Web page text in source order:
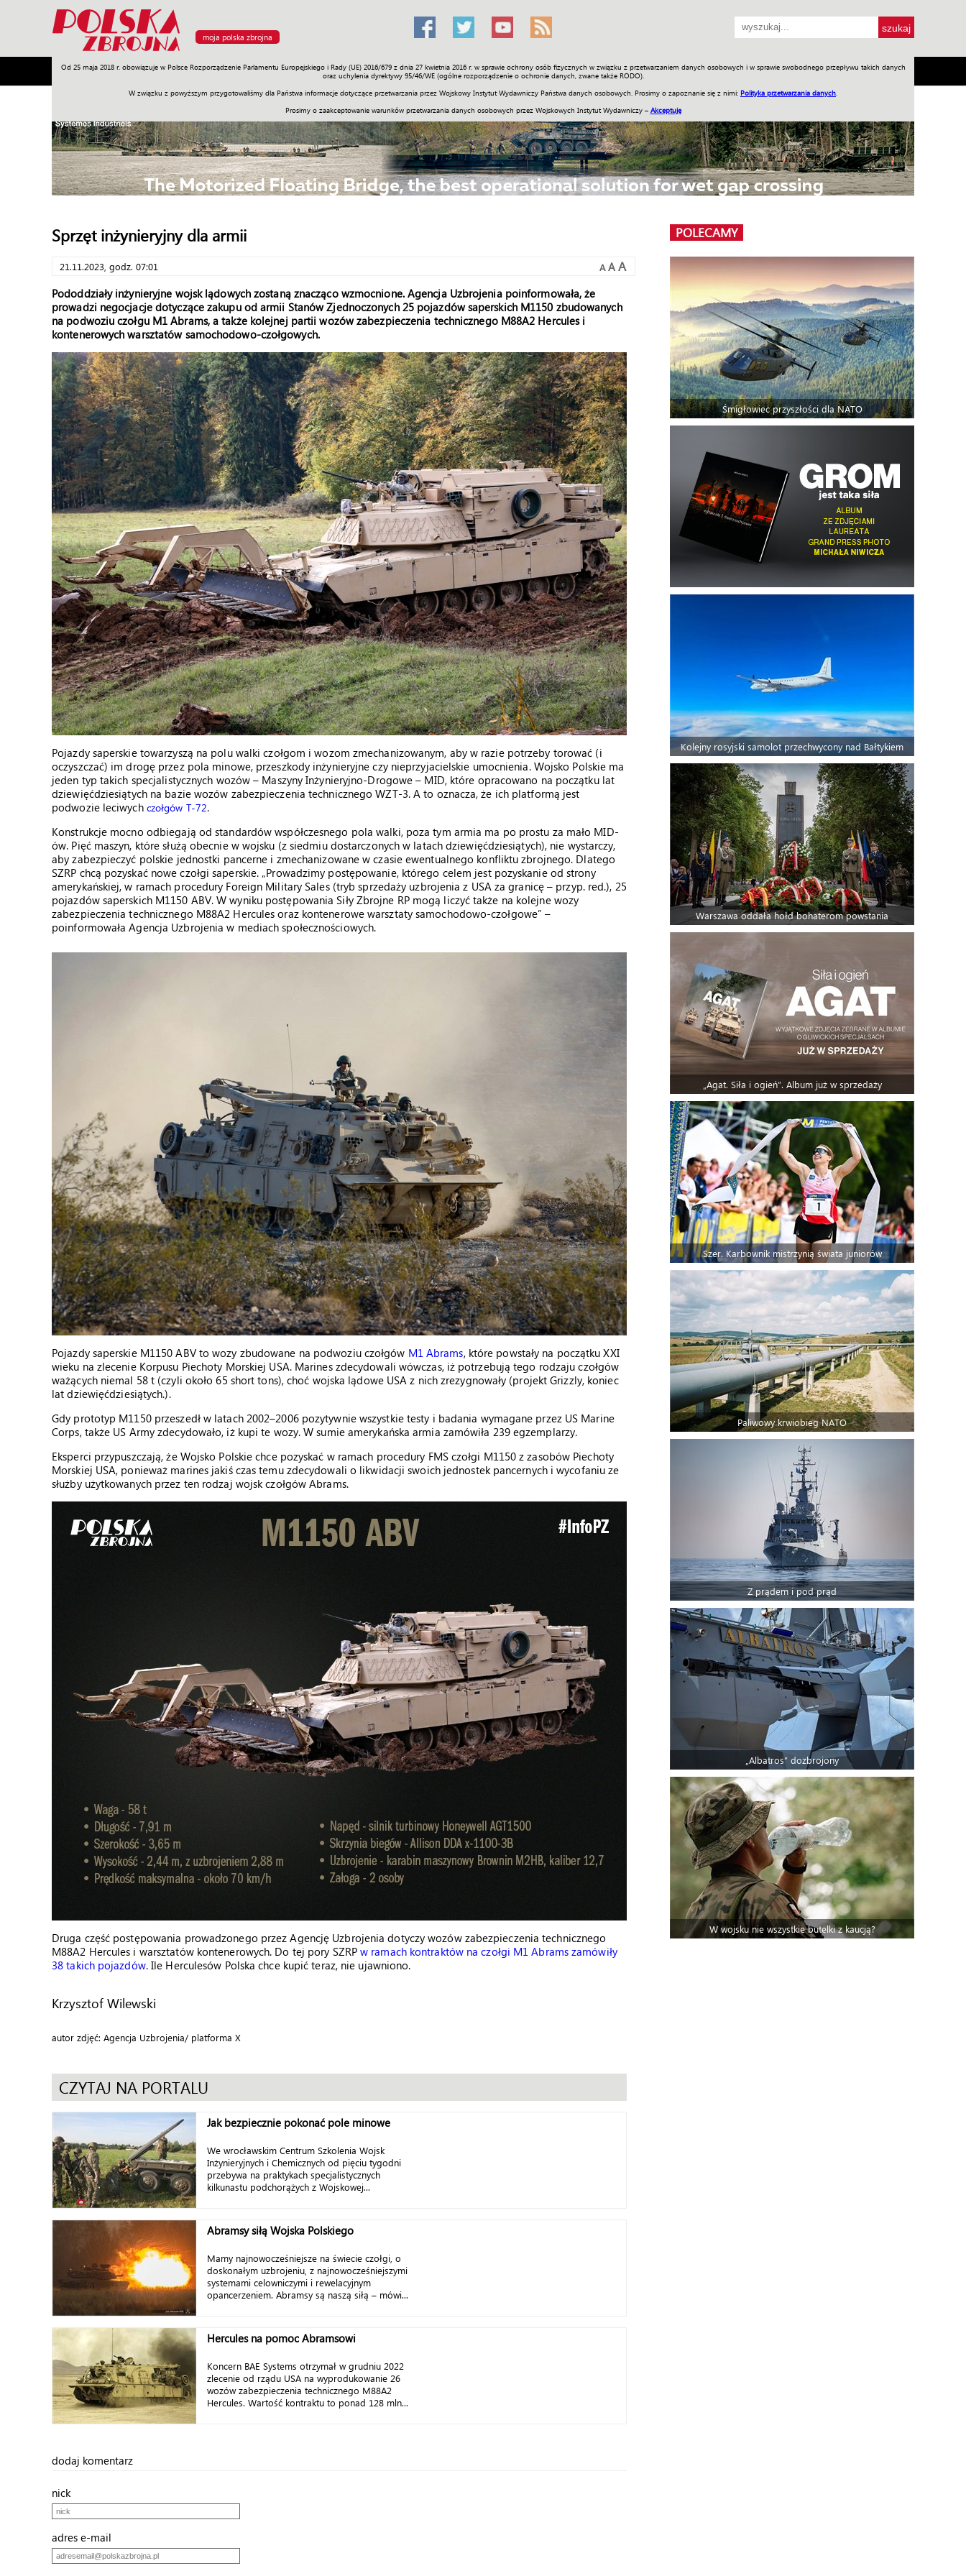
moja polska zbrojna
Od 25 maja 2018 r. obowiązuje w Polsce Rozporządzenie Parlamentu Europejskiego i Rady (UE) 2016/679 z dnia 27 kwietnia 2016 r. w sprawie ochrony osób fizycznych w związku z przetwarzaniem danych osobowych i w sprawie swobodnego przepływu takich danych
oraz uchylenia dyrektywy 95/46/WE (ogólne rozporządzenie o ochronie danych, zwane także RODO).
W związku z powyższym przygotowaliśmy dla Państwa informacje dotyczące przetwarzania przez Wojskowy Instytut Wydawniczy Państwa danych osobowych. Prosimy o zapoznanie się z nimi: Polityka przetwarzania danych
Prosimy o zaakceptowanie warunków przetwarzania danych osobowych przez Wojskowych Instytut Wydawniczy – Akceptuję
Armia Poligon Sprzęt Misje Polityka Prawo Świat Społeczność Sport Historia Galerie Wideo ENGLISH SKLEP Jednodniówki Praca w WIW
Sprzęt inżynieryjny dla armii
21.11.2023, godz. 07:01 A A A
Pododdziały inżynieryjne wojsk lądowych zostaną znacząco wzmocnione. Agencja Uzbrojenia poinformowała, że
prowadzi negocjacje dotyczące zakupu od armii Stanów Zjednoczonych 25 pojazdów saperskich M1150 zbudowanych
na podwoziu czołgu M1 Abrams, a także kolejnej partii wozów zabezpieczenia technicznego M88A2 Hercules i
kontenerowych warsztatów samochodowo-czołgowych.
Pojazdy saperskie towarzyszą na polu walki czołgom i wozom zmechanizowanym, aby w razie potrzeby torować (i
oczyszczać) im drogę przez pola minowe, przeszkody inżynieryjne czy nieprzyjacielskie umocnienia. Wojsko Polskie ma
jeden typ takich specjalistycznych wozów – Maszyny Inżynieryjno-Drogowe – MID, które opracowano na początku lat
dziewięćdziesiątych na bazie wozów zabezpieczenia technicznego WZT-3. A to oznacza, że ich platformą jest
podwozie leciwych czołgów T-72.
Konstrukcje mocno odbiegają od standardów współczesnego pola walki, poza tym armia ma po prostu za mało MID-
ów. Pięć maszyn, które służą obecnie w wojsku (z siedmiu dostarczonych w latach dziewięćdziesiątych), nie wystarczy,
aby zabezpieczyć polskie jednostki pancerne i zmechanizowane w czasie ewentualnego konfliktu zbrojnego. Dlatego
SZRP chcą pozyskać nowe czołgi saperskie. „Prowadzimy postępowanie, którego celem jest pozyskanie od strony
amerykańskiej, w ramach procedury Foreign Military Sales (tryb sprzedaży uzbrojenia z USA za granicę – przyp. red.), 25
pojazdów saperskich M1150 ABV. W wyniku postępowania Siły Zbrojne RP mogą liczyć także na kolejne wozy
zabezpieczenia technicznego M88A2 Hercules oraz kontenerowe warsztaty samochodowo-czołgowe” –
poinformowała Agencja Uzbrojenia w mediach społecznościowych.
Pojazdy saperskie M1150 ABV to wozy zbudowane na podwoziu czołgów M1 Abrams, które powstały na początku XXI
wieku na zlecenie Korpusu Piechoty Morskiej USA. Marines zdecydowali wówczas, iż potrzebują tego rodzaju czołgów
ważących niemal 58 t (czyli około 65 short tons), choć wojska lądowe USA z nich zrezygnowały (projekt Grizzly, koniec
lat dziewięćdziesiątych.).
Gdy prototyp M1150 przeszedł w latach 2002–2006 pozytywnie wszystkie testy i badania wymagane przez US Marine
Corps, także US Army zdecydowało, iż kupi te wozy. W sumie amerykańska armia zamówiła 239 egzemplarzy.
Eksperci przypuszczają, że Wojsko Polskie chce pozyskać w ramach procedury FMS czołgi M1150 z zasobów Piechoty
Morskiej USA, ponieważ marines jakiś czas temu zdecydowali o likwidacji swoich jednostek pancernych i wycofaniu ze
służby użytkowanych przez ten rodzaj wojsk czołgów Abrams.
Druga część postępowania prowadzonego przez Agencję Uzbrojenia dotyczy wozów zabezpieczenia technicznego
M88A2 Hercules i warsztatów kontenerowych. Do tej pory SZRPw ramach kontraktów na czołgi M1 Abrams zamówiły
38 takich pojazdów. Ile Herculesów Polska chce kupić teraz, nie ujawniono.
Krzysztof Wilewski
autor zdjęć: Agencja Uzbrojenia/ platforma X
CZYTAJ NA PORTALU
Jak bezpiecznie pokonać pole minowe
We wrocławskim Centrum Szkolenia Wojsk
Inżynieryjnych i Chemicznych od pięciu tygodni
przebywa na praktykach specjalistycznych
kilkunastu podchorążych z Wojskowej...
Abramsy siłą Wojska Polskiego
Mamy najnowocześniejsze na świecie czołgi, o
doskonałym uzbrojeniu, z najnowocześniejszymi
systemami celowniczymi i rewelacyjnym
opancerzeniem. Abramsy są naszą siłą – mówi...
Hercules na pomoc Abramsowi
Koncern BAE Systems otrzymał w grudniu 2022
zlecenie od rządu USA na wyprodukowanie 26
wozów zabezpieczenia technicznego M88A2
Hercules. Wartość kontraktu to ponad 128 mln...
dodaj komentarz
nick
adres e-mail
POLECAMY
Śmigłowiec przyszłości dla NATO
Kolejny rosyjski samolot przechwycony nad Bałtykiem
Warszawa oddała hołd bohaterom powstania
„Agat. Siła i ogień”. Album już w sprzedaży
Szer. Karbownik mistrzynią świata juniorów
Paliwowy krwiobieg NATO
Z prądem i pod prąd
„Albatros” dozbrojony
W wojsku nie wszystkie butelki z kaucją?